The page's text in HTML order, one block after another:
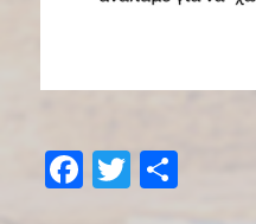
Facebook
Twitter
Share